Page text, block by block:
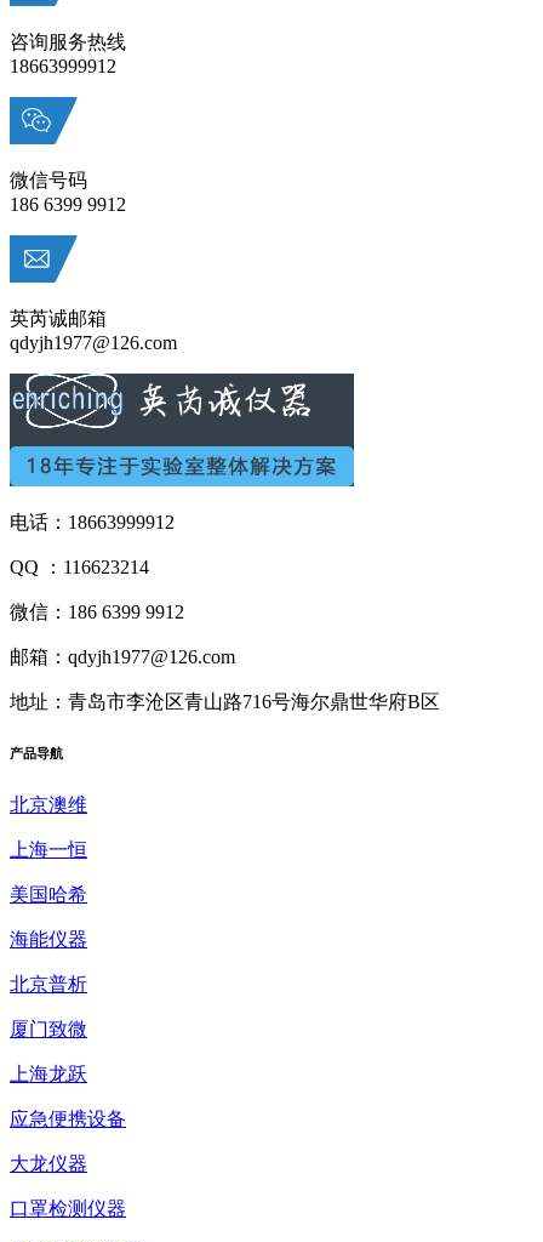
咨询服务热线
18663999912
微信号码
186 6399 9912
英芮诚邮箱
qdyjh1977@126.com
电话：18663999912
QQ ：116623214
微信：186 6399 9912
邮箱：qdyjh1977@126.com
地址：青岛市李沧区青山路716号海尔鼎世华府B区
产品导航
北京澳维
上海一恒
美国哈希
海能仪器
北京普析
厦门致微
上海龙跃
应急便携设备
大龙仪器
口罩检测仪器